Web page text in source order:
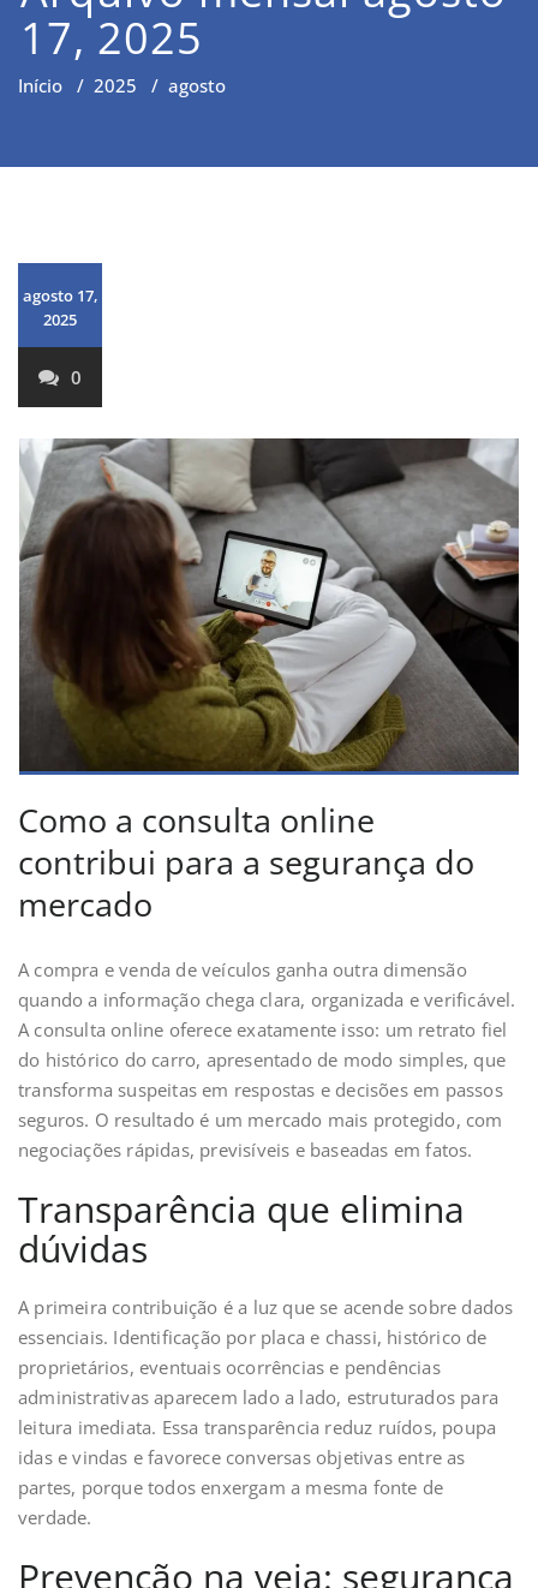
17, 2025
Início / 2025 / agosto
agosto 17,
2025
0
Como a consulta online
contribui para a segurança do
mercado
A compra e venda de veículos ganha outra dimensão
quando a informação chega clara, organizada e verificável.
A consulta online oferece exatamente isso: um retrato fiel
do histórico do carro, apresentado de modo simples, que
transforma suspeitas em respostas e decisões em passos
seguros. O resultado é um mercado mais protegido, com
negociações rápidas, previsíveis e baseadas em fatos.
Transparência que elimina
dúvidas
A primeira contribuição é a luz que se acende sobre dados
essenciais. Identificação por placa e chassi, histórico de
proprietários, eventuais ocorrências e pendências
administrativas aparecem lado a lado, estruturados para
leitura imediata. Essa transparência reduz ruídos, poupa
idas e vindas e favorece conversas objetivas entre as
partes, porque todos enxergam a mesma fonte de
verdade.
Prevenção na veia: segurança